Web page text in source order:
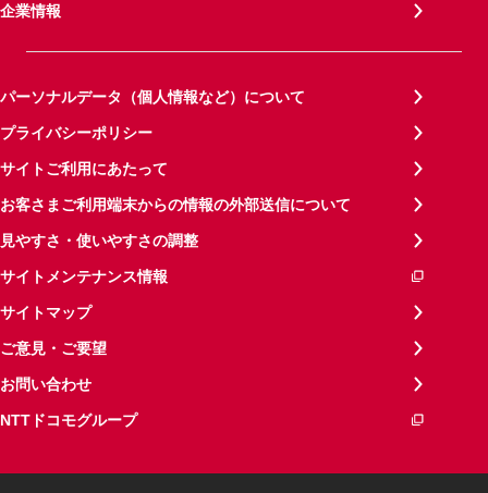
企業情報
パーソナルデータ（個人情報など）について
プライバシーポリシー
サイトご利用にあたって
お客さまご利用端末からの情報の外部送信について
見やすさ・使いやすさの調整
サイトメンテナンス情報
サイトマップ
ご意見・ご要望
お問い合わせ
NTTドコモグループ